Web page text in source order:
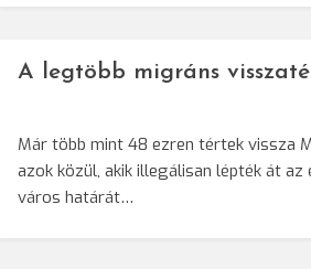
A legtöbb migráns
Már több mint 48 ezren tértek vissza
azok közül, akik illegálisan lépték át
város határát…